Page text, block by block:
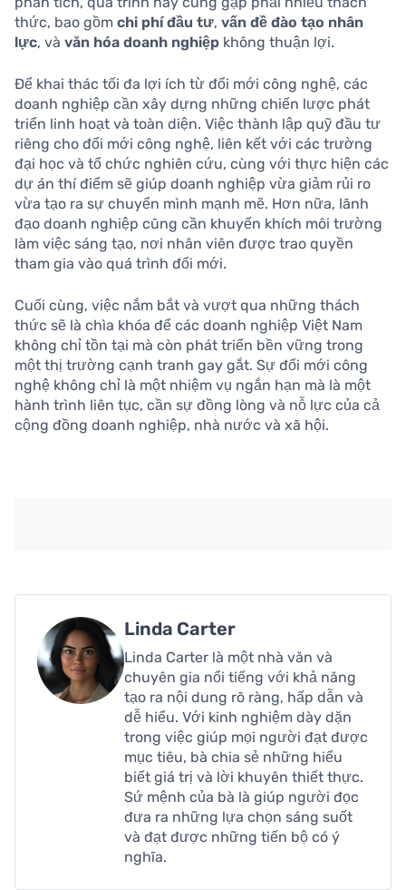
thức, bao gồm chi phí đầu tư, vấn đề đào tạo nhân
lực, và văn hóa doanh nghiệp không thuận lợi.
Để khai thác tối đa lợi ích từ đổi mới công nghệ, các
doanh nghiệp cần xây dựng những chiến lược phát
triển linh hoạt và toàn diện. Việc thành lập quỹ đầu tư
riêng cho đổi mới công nghệ, liên kết với các trường
đại học và tổ chức nghiên cứu, cùng với thực hiện các
dự án thí điểm sẽ giúp doanh nghiệp vừa giảm rủi ro
vừa tạo ra sự chuyển mình mạnh mẽ. Hơn nữa, lãnh
đạo doanh nghiệp cũng cần khuyến khích môi trường
làm việc sáng tạo, nơi nhân viên được trao quyền
tham gia vào quá trình đổi mới.
Cuối cùng, việc nắm bắt và vượt qua những thách
thức sẽ là chìa khóa để các doanh nghiệp Việt Nam
không chỉ tồn tại mà còn phát triển bền vững trong
một thị trường cạnh tranh gay gắt. Sự đổi mới công
nghệ không chỉ là một nhiệm vụ ngắn hạn mà là một
hành trình liên tục, cần sự đồng lòng và nỗ lực của cả
cộng đồng doanh nghiệp, nhà nước và xã hội.
Linda Carter
Linda Carter là một nhà văn và
chuyên gia nổi tiếng với khả năng
tạo ra nội dung rõ ràng, hấp dẫn và
dễ hiểu. Với kinh nghiệm dày dặn
trong việc giúp mọi người đạt được
mục tiêu, bà chia sẻ những hiểu
biết giá trị và lời khuyên thiết thực.
Sứ mệnh của bà là giúp người đọc
đưa ra những lựa chọn sáng suốt
và đạt được những tiến bộ có ý
nghĩa.